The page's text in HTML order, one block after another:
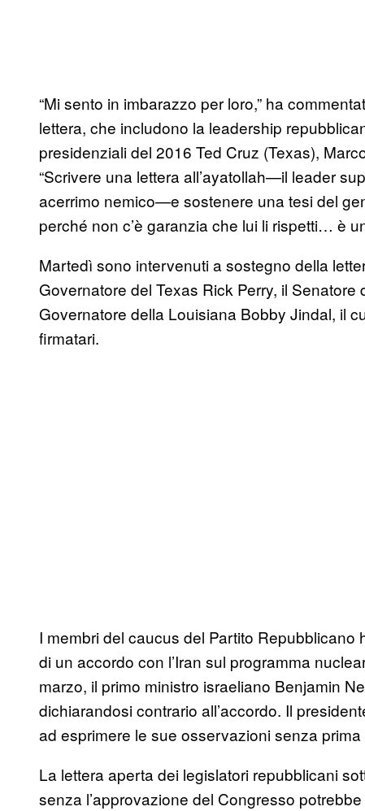
“Mi sento in imbarazzo per loro,” ha
lettera, che includono la leadership
presidenziali del 2016 Ted Cruz (Texas),
“Scrivere una lettera all’ayatollah—il leader
acerrimo nemico—e sostenere una tesi del
perché non c’è garanzia che lui li rispetti… è
Martedì sono intervenuti a sostegno della
Governatore del Texas Rick Perry, il
Governatore della Louisiana Bobby Jindal, il
firmatari.
I membri del caucus del Partito
di un accordo con l’Iran sul programma
marzo, il primo ministro israeliano Benjamin
dichiarandosi contrario all’accordo. Il
ad esprimere le sue osservazioni senza
La lettera aperta dei legislatori repubblicani
senza l’approvazione del Congresso